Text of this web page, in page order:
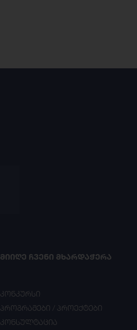
ᲛᲘᲘᲦᲔ ᲩᲕᲔᲜᲘ ᲛᲮᲐᲠᲓᲐᲭᲔᲠᲐ
კონკურსი
პროგრამები / პროექტები
კონსულტაცია